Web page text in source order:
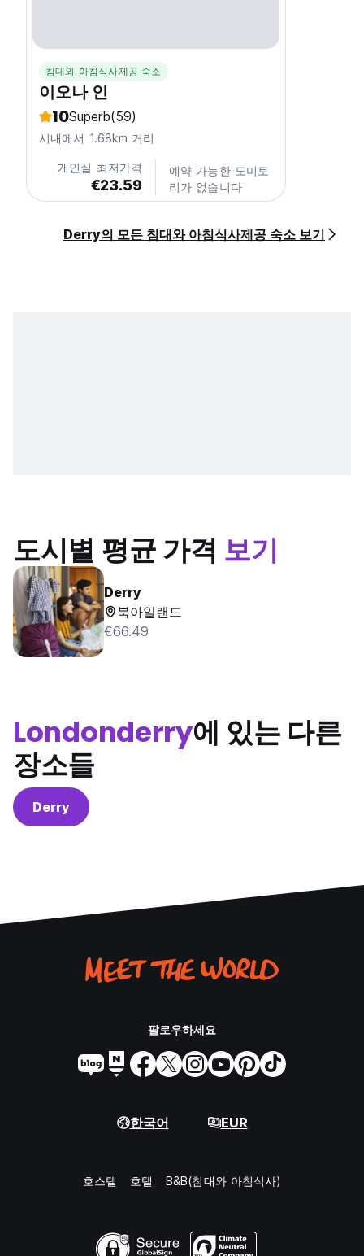
침대와 아침식사제공 숙소
이오나 인
10Superb(59)
시내에서 1.68km 거리
개인실 최저가격
€23.59
예약 가능한 도미토
리가 없습니다
Derry의 모든 침대와 아침식사제공 숙소 보기
도시별 평균 가격 보기
Derry
북아일랜드
€66.49
Londonderry에 있는 다른
장소들
Derry
팔로우하세요
한국어 EUR
호스텔 호텔 B&B(침대와 아침식사)